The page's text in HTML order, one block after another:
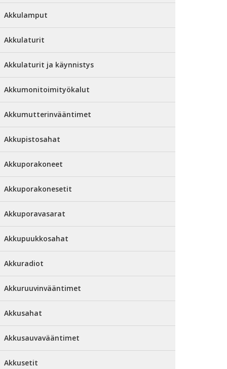
Akkulamput
Akkulaturit
Akkulaturit ja käynnistys
Akkumonitoimityökalut
Akkumutterinvääntimet
Akkupistosahat
Akkuporakoneet
Akkuporakonesetit
Akkuporavasarat
Akkupuukkosahat
Akkuradiot
Akkuruuvinvääntimet
Akkusahat
Akkusauvavääntimet
Akkusetit